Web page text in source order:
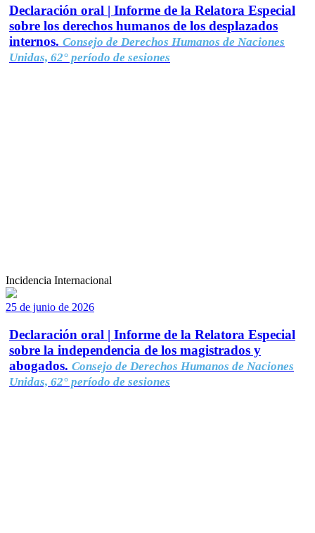
Declaración oral | Informe de la Relatora Especial
sobre los derechos humanos de los desplazados
internos. Consejo de Derechos Humanos de Naciones
Unidas, 62° período de sesiones
Incidencia Internacional
25 de junio de 2026
Declaración oral | Informe de la Relatora Especial
sobre la independencia de los magistrados y
abogados. Consejo de Derechos Humanos de Naciones
Unidas, 62° período de sesiones